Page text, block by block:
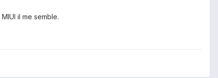
il me semble.